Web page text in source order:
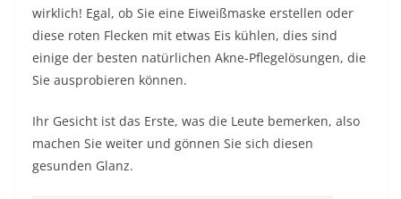
wirklich! Egal, ob Sie eine Eiweißmaske erstellen oder
diese roten Flecken mit etwas Eis kühlen, dies sind
einige der besten natürlichen Akne-Pflegelösungen, die
Sie ausprobieren können.
Ihr Gesicht ist das Erste, was die Leute bemerken, also
machen Sie weiter und gönnen Sie sich diesen
gesunden Glanz.